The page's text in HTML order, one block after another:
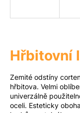
Přihlášení
Hřbitovní
Zemité odstíny
hřbitova. Velmi
univerzálně
oceli. Esteticky
t
?